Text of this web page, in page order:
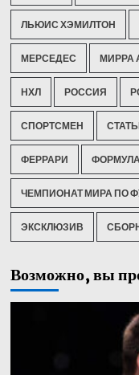
ЛЬЮИС ХЭМИЛТОН
МЕРСЕДЕС МИРРА
НХЛ РОССИЯ
СПОРТСМЕН
ФЕРРАРИ
ЧЕМПИОНАТ МИРА ПО
ЭКСКЛЮЗИВ
Возможно, вы